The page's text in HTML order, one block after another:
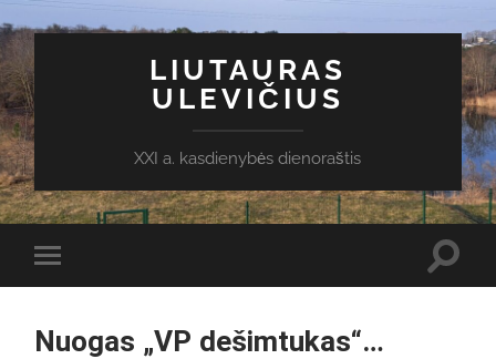
LIUTAURAS
ULEVIČIUS
XXI a. kasdienybės dienoraštis
Toggle
mobile
Nuogas „VP dešimtukas“…